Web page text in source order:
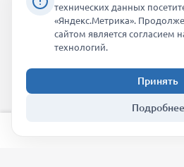
Мы в социальных
2026 © "Молти" -
info@molti-
технических данных
«Яндекс.Метрика».
сайтом является согласием
технологий.
Принять
Подробнее